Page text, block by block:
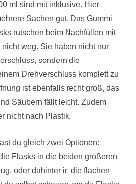
ml sind mit inklusive. Hier
Sachen gut. Das Gummi
rutschen beim Nachfüllen mit
weg. Sie haben nicht nur
sondern die
Drehverschluss komplett zu
ist ebenfalls recht groß, das
Säubern fällt leicht. Zudem
nicht nach Plastik.
du gleich zwei Optionen:
Flasks in die beiden größeren
oder dahinter in die flachen